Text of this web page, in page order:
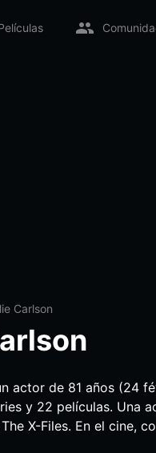
Carlson
actor de 81 años (24
y 22 películas. Una
X-Files. En el cine,